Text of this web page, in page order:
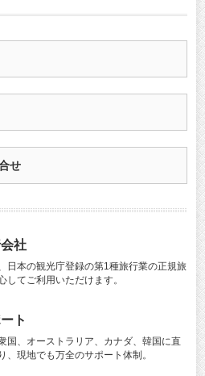
せ
社
日本の観光庁登録の第1種旅行業の正規旅
してご利用いただけます。
ト
国、オーストラリア、カナダ、韓国に直
、現地でも万全のサポート体制。